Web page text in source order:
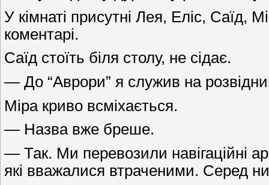
У кімнаті присутні Лея, Еліс, Саїд,
коментарі.
Саїд стоїть біля столу, не сідає.
— До “Аврори” я служив на
Міра криво всміхається.
— Назва вже бреше.
— Так. Ми перевозили навігаційні
які вважалися втраченими. Серед